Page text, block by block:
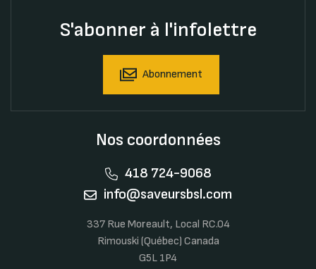
S'abonner à l'infolettre
Abonnement
Nos coordonnées
418 724-9068
info@saveursbsl.com
337 Rue Moreault, Local RC.04
Rimouski (Québec) Canada
G5L 1P4